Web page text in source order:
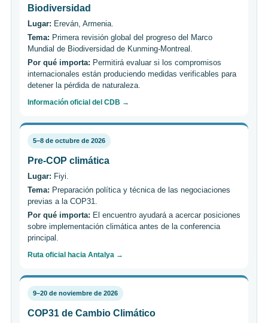
Biodiversidad
Lugar: Ereván, Armenia.
Tema: Primera revisión global del progreso del Marco
Mundial de Biodiversidad de Kunming-Montreal.
Por qué importa: Permitirá evaluar si los compromisos
internacionales están produciendo medidas verificables para
detener la pérdida de naturaleza.
Información oficial del CDB →
5–8 de octubre de 2026
Pre-COP climática
Lugar: Fiyi.
Tema: Preparación política y técnica de las negociaciones
previas a la COP31.
Por qué importa: El encuentro ayudará a acercar posiciones
sobre implementación climática antes de la conferencia
principal.
Ruta oficial hacia Antalya →
9–20 de noviembre de 2026
COP31 de Cambio Climático